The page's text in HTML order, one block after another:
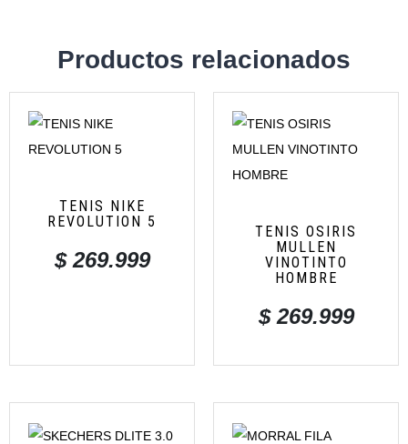
Productos relacionados
TENIS NIKE
REVOLUTION 5
$269.999
TENIS OSIRIS
MULLEN
VINOTINTO
HOMBRE
$269.999